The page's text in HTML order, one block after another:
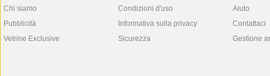
Chi siamo
Pubblicità
Vetrine Exclusive
Condizioni d'uso
Informativa sulla privacy
Sicurezza
Aiuto
Contattaci
Gestione